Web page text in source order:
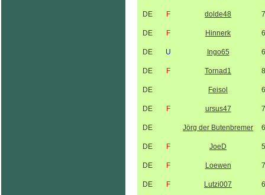
DE F dolde48
DE F Hinnerk
DE U Ingo65
DE F Tornad1
DE Feisol
DE F ursus47
DE Jörg der Butenbremer
DE F JoeD
DE F Loewen
DE F Lutzi007